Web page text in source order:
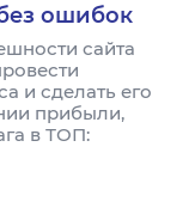
ошибок
сайта
и сделать его
прибыли,
в ТОП: